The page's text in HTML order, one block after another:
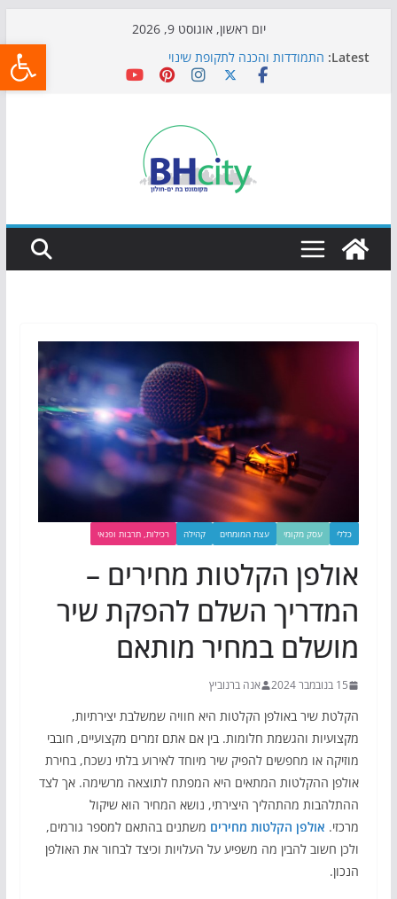
יום ראשון, אוגוסט 9, 2026
Latest: התמודדות והכנה לתקופת שינוי
אי ההרפתקאות ממשיך לכבוש את הגינות: מאות משפחות
כדורגל באווירה מיוחדת: הקרנת גמר המונדיאל בטרמינל
הקיץ של בני הנוער בבת־ים: חוף הריביירה הופך למרחב
בטוח בשעות הערב
כללי עסק מקומי עצת המומחים קהילה רכילות, תרבות ופנאי
אולפן הקלטות מחירים –
המדריך השלם להפקת שיר
מושלם במחיר מותאם
15 בנובמבר 2024 אנה ברנוביץ
הקלטת שיר באולפן הקלטות היא חוויה שמשלבת יצירתיות,
מקצועיות והגשמת חלומות. בין אם אתם זמרים מקצועיים, חובבי
מוזיקה או מחפשים להפיק שיר מיוחד לאירוע בלתי נשכח, בחירת
אולפן ההקלטות המתאים היא המפתח לתוצאה מרשימה. אך לצד
ההתלהבות מהתהליך היצירתי, נושא המחיר הוא שיקול
מרכזי. אולפן הקלטות מחירים משתנים בהתאם למספר גורמים,
ולכן חשוב להבין מה משפיע על העלויות וכיצד לבחור את האולפן
הנכון.